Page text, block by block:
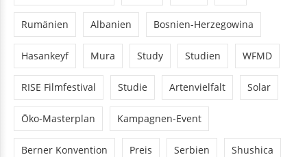
Rumänien Albanien Bosnien-Herzegowina
Hasankeyf Mura Study Studien WFMD
RISE Filmfestival Studie Artenvielfalt Solar
Öko-Masterplan Kampagnen-Event
Berner Konvention Preis Serbien Shushica